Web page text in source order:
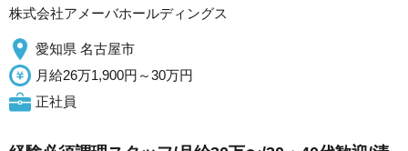
株式会社アメーバホールディングス
愛知県 名古屋市
月給26万1,900円～30万円
正社員